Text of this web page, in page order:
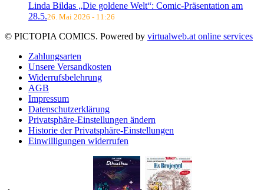
Linda Bildas „Die goldene Welt“: Comic-Präsentation am
28.5.26. Mai 2026 - 11:26
© PICTOPIA COMICS. Powered by virtualweb.at online services
Zahlungsarten
Unsere Versandkosten
Widerrufsbelehrung
AGB
Impressum
Datenschutzerklärung
Privatsphäre-Einstellungen ändern
Historie der Privatsphäre-Einstellungen
Einwilligungen widerrufen